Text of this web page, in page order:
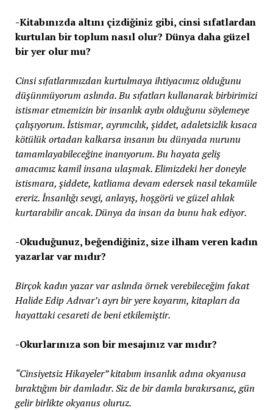
-Kitabınızda altını çizdiğiniz gibi, cinsi sıfatlardan
kurtulan bir toplum nasıl olur? Dünya daha güzel
bir yer olur mu?
Cinsi sıfatlarımızdan kurtulmaya ihtiyacımız olduğunu
düşünmüyorum aslında. Bu sıfatları kullanarak birbirimizi
istismar etmemizin bir insanlık ayıbı olduğunu söylemeye
çalışıyorum. İstismar, ayrımcılık, şiddet, adaletsizlik kısaca
kötülük ortadan kalkarsa insanın bu dünyada nurunu
tamamlayabileceğine inanıyorum. Bu hayata geliş
amacımız kamil insana ulaşmak. Elimizdeki her doneyle
istismara, şiddete, katliama devam edersek nasıl tekamüle
ereriz. İnsanlığı sevgi, anlayış, hoşgörü ve güzel ahlak
kurtarabilir ancak. Dünya da insan da bunu hak ediyor.
-Okuduğunuz, beğendiğiniz, size ilham veren kadın
yazarlar var mıdır?
Birçok kadın yazar var aslında örnek verebileceğim fakat
Halide Edip Adıvar’ı ayrı bir yere koyarım, kitapları da
hayattaki cesareti de beni etkilemiştir.
-Okurlarınıza son bir mesajınız var mıdır?
“Cinsiyetsiz Hikayeler” kitabım insanlık adına okyanusa
bıraktığım bir damladır. Siz de bir damla bırakırsanız, gün
gelir birlikte okyanus oluruz.